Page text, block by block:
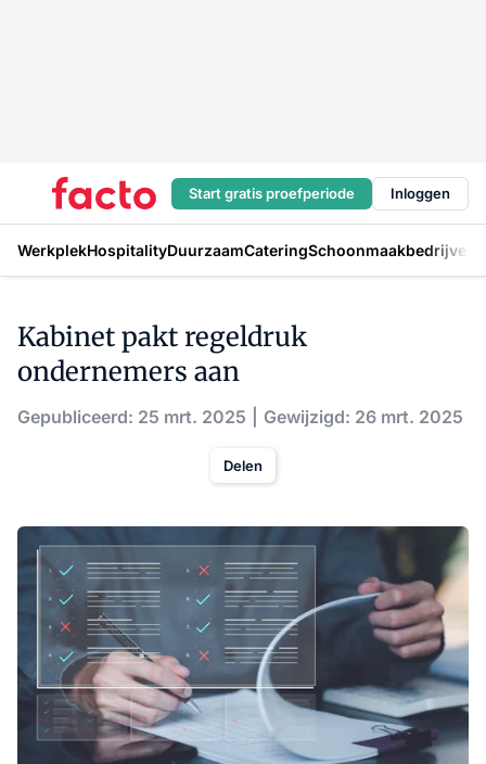
Start gratis proefperiode Inloggen
WerkplekHospitalityDuurzaamCateringSchoonmaakbedrijven
Kabinet pakt regeldruk
ondernemers aan
Gepubliceerd: 25 mrt. 2025 Gewijzigd: 26 mrt. 2025
Delen